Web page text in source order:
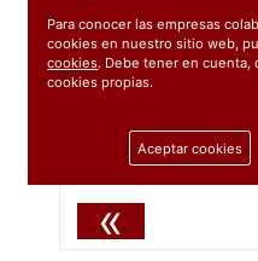
C/
Mostrando 1 - 1 de 1
«
Para conocer las empresas
cookies en nuestro sitio web,
cookies. Debe tener en
cookies propias.
Aceptar cookies